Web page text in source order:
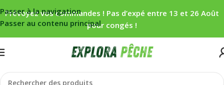
Passer à la navigation
Passer au contenu principal
Prévoyez vos commandes ! Pas d’expé entre 13 et 26 Août
pour congés !